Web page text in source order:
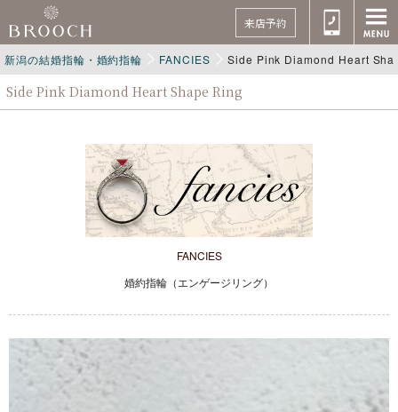
来店予約
新潟の結婚指輪・婚約指輪 FANCIES Side Pink Diamond Heart
Side Pink Diamond Heart Shape Ring
FANCIES
婚約指輪（エンゲージリング）